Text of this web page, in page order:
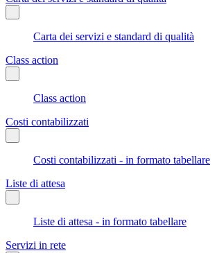
Carta dei servizi e standard di qualità
Class action
Class action
Costi contabilizzati
Costi contabilizzati - in formato tabellare
Liste di attesa
Liste di attesa - in formato tabellare
Servizi in rete